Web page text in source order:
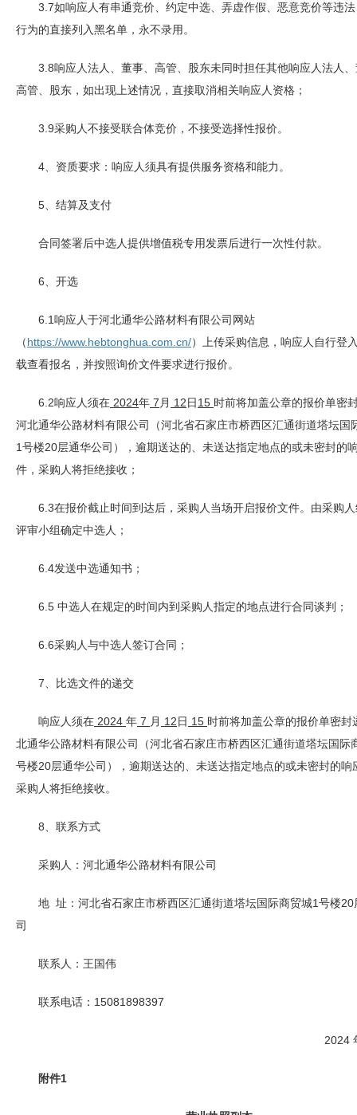
3.7如响应人有串通竞价、约定中选、弄虚作假、恶意竞价等违
行为的直接列入黑名单，永不录用。
3.8响应人法人、董事、高管、股东未同时担任其他响应人法人
高管、股东，如出现上述情况，直接取消相关响应人资格；
3.9采购人不接受联合体竞价，不接受选择性报价。
4、资质要求：响应人须具有提供服务资格和能力。
5、结算及支付
合同签署后中选人提供增值税专用发票后进行一次性付款。
6、开选
6.1响应人于河北通华公路材料有限公司网站
（https://www.hebtonghua.com.cn/）上传采购信息，响应人自行登
载查看报名，并按照询价文件要求进行报价。
6.2响应人须在 2024年 7月 12日15 时前将加盖公章的报价单密
河北通华公路材料有限公司（河北省石家庄市桥西区汇通街道塔坛国
1号楼20层通华公司），逾期送达的、未送达指定地点的或未密封的
件，采购人将拒绝接收；
6.3在报价截止时间到达后，采购人当场开启报价文件。由采购
评审小组确定中选人；
6.4发送中选通知书；
6.5 中选人在规定的时间内到采购人指定的地点进行合同谈判；
6.6采购人与中选人签订合同；
7、比选文件的递交
响应人须在 2024 年 7 月 12日 15 时前将加盖公章的报价单密封
北通华公路材料有限公司（河北省石家庄市桥西区汇通街道塔坛国际
号楼20层通华公司），逾期送达的、未送达指定地点的或未密封的响
采购人将拒绝接收。
8、联系方式
采购人：河北通华公路材料有限公司
地 址：河北省石家庄市桥西区汇通街道塔坛国际商贸城1号楼20
司
联系人：王国伟
联系电话：15081898397
2024
附件1